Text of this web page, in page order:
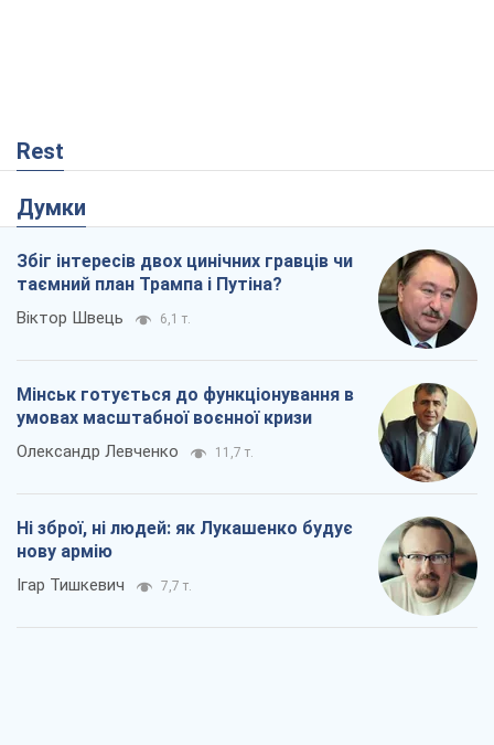
Rest
Думки
Збіг інтересів двох цинічних гравців чи
таємний план Трампа і Путіна?
Віктор Швець 6,1 т.
Мінськ готується до функціонування в
умовах масштабної воєнної кризи
Олександр Левченко 11,7 т.
Ні зброї, ні людей: як Лукашенко будує
нову армію
Ігар Тишкевич 7,7 т.